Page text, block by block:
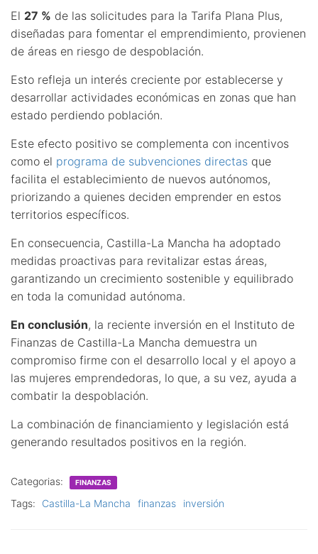
El 27 % de las solicitudes para la Tarifa Plana Plus,
diseñadas para fomentar el emprendimiento, provienen
de áreas en riesgo de despoblación.
Esto refleja un interés creciente por establecerse y
desarrollar actividades económicas en zonas que han
estado perdiendo población.
Este efecto positivo se complementa con incentivos
como el programa de subvenciones directas que
facilita el establecimiento de nuevos autónomos,
priorizando a quienes deciden emprender en estos
territorios específicos.
En consecuencia, Castilla-La Mancha ha adoptado
medidas proactivas para revitalizar estas áreas,
garantizando un crecimiento sostenible y equilibrado
en toda la comunidad autónoma.
En conclusión, la reciente inversión en el Instituto de
Finanzas de Castilla-La Mancha demuestra un
compromiso firme con el desarrollo local y el apoyo a
las mujeres emprendedoras, lo que, a su vez, ayuda a
combatir la despoblación.
La combinación de financiamiento y legislación está
generando resultados positivos en la región.
Categorias: FINANZAS
Tags: Castilla-La Mancha finanzas inversión